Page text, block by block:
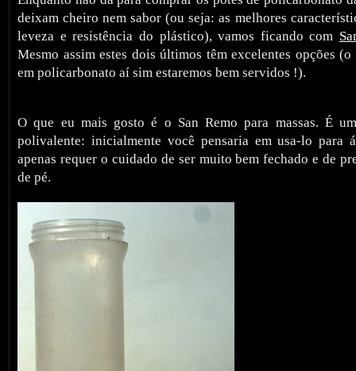
deixam cheiro nem sabor (ou seja: as melhores
leveza e resistência do plástico), vamos ficando com
Mesmo assim estes dois últimos têm excelentes opções
em policarbonato aí sim estaremos bem servidos !).
O que eu mais gosto é o San Remo para massas. É
polivalente: inicialmente você pensaria em usa-lo para
apenas requer o cuidado de ser muito bem fechado e de
de pé.